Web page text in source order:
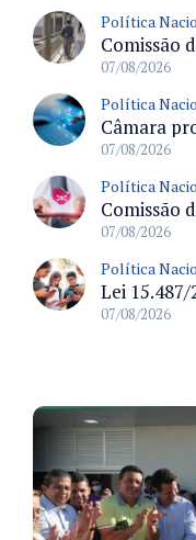
Política
07/08/2026
Política
07/08/2026
Política
07/08/2026
Política
07/08/2026